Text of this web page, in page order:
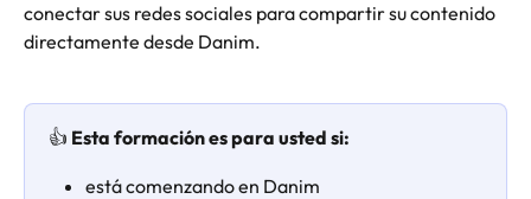
conectar sus redes sociales para compartir su contenido
directamente desde Danim.
👍 Esta formación es para usted si:
está comenzando en Danim